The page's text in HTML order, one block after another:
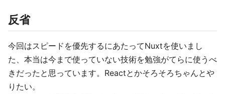
反省
今回はスピードを優先するにあたってNuxtを使いまし
た、本当は今まで使っていない技術を勉強がてらに使うべ
きだったと思っています。Reactとかそろそろちゃんとや
りたい。